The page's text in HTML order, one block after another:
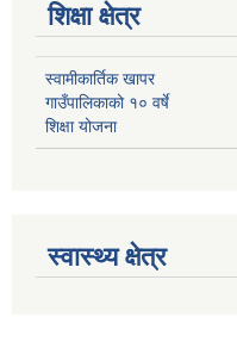
शिक्षा क्षेत्र
स्वामीकार्तिक खापर
गाउँपालिकाको १० वर्षे
शिक्षा योजना
स्वास्थ्य क्षेत्र